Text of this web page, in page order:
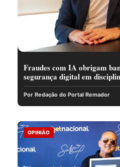
Fraudes com IA obrigam
segurança digital em
Por Redação do Portal Remador
OPINIÃO